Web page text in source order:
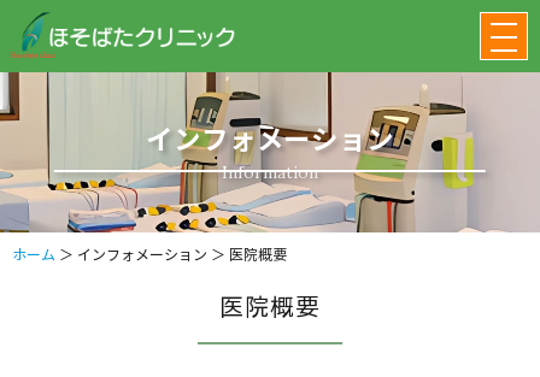
インフォメーション
Information
ホーム ＞ インフォメーション ＞ 医院概要
医院概要